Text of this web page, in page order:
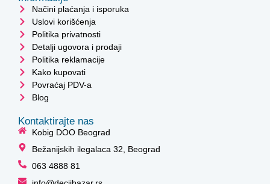
Načini plaćanja i isporuka
Uslovi korišćenja
Politika privatnosti
Detalji ugovora i prodaji
Politika reklamacije
Kako kupovati
Povraćaj PDV-a
Blog
Kontaktirajte nas
Kobig DOO Beograd
Bežanijskih ilegalaca 32, Beograd
063 4888 81